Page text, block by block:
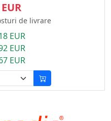
de livrare
EUR
EUR
EUR